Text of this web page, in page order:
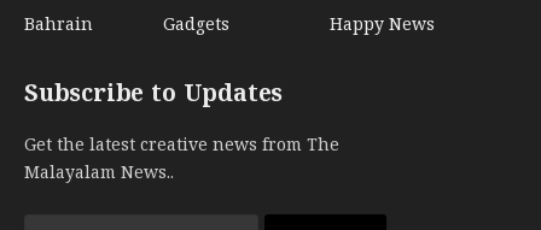
Bahrain
Gadgets
Happy News
Subscribe to Updates
Get the latest creative news from The
Malayalam News..